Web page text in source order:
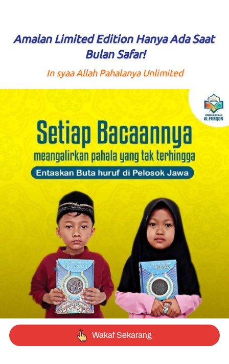
Amalan Limited Edition Hanya Ada Saat
Bulan Safar!
In syaa Allah Pahalanya Unlimited
` Wakaf Sekarang